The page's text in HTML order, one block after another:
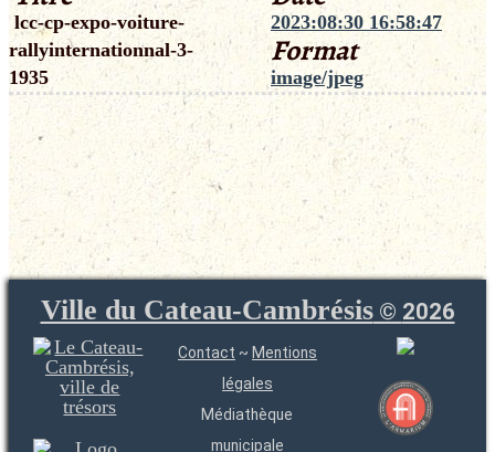
lcc-cp-expo-voiture-
rallyinternationnal-3-
1935
2023:08:30 16:58:47
Format
image/jpeg
Ville du Cateau-Cambrésis© 2026
Contact ~ Mentions
légales
Médiathèque
municipale